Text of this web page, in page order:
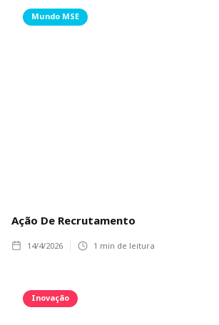
Mundo MSE
Ação De Recrutamento
14/4/2026 1 min de leitura
Inovação